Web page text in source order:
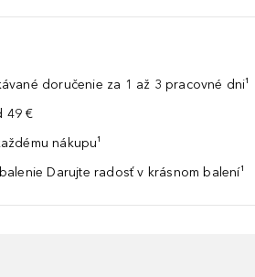
doručenie za 1 až 3 pracovné dni¹
49 €
nákupu¹
Darujte radosť v krásnom balení¹